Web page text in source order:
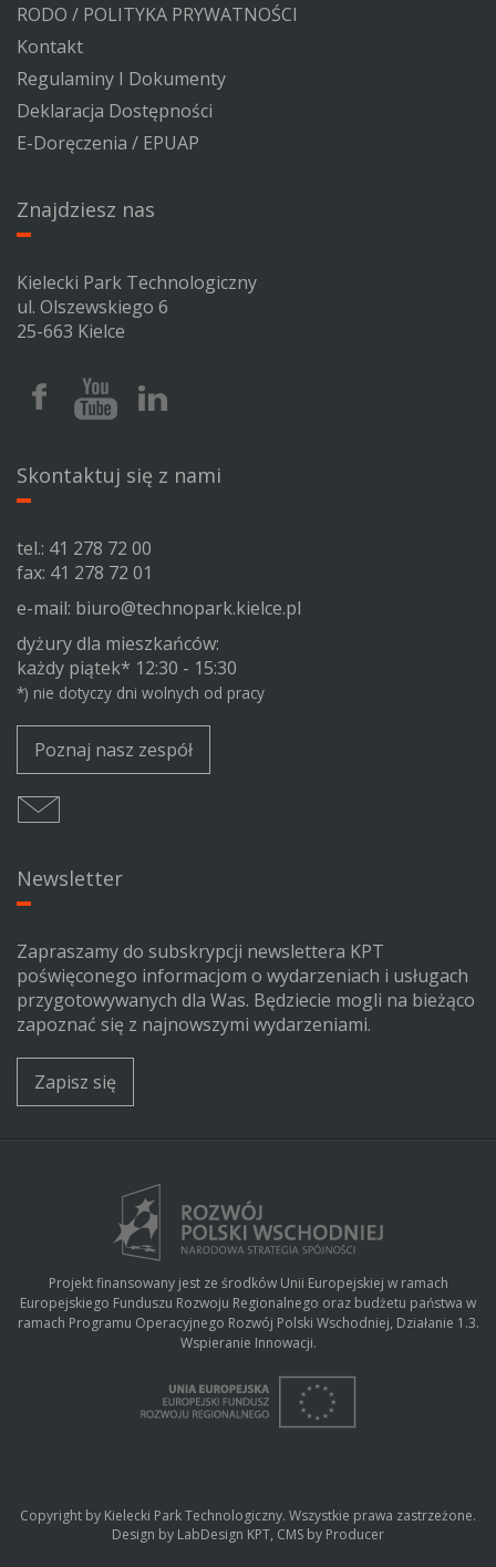
RODO / POLITYKA PRYWATNOŚCI
Kontakt
Regulaminy I Dokumenty
Deklaracja Dostępności
E-Doręczenia / EPUAP
Znajdziesz nas
Kielecki Park Technologiczny
ul. Olszewskiego 6
25-663 Kielce
Facebook
Kieleckiego
Youtube
Kieleckiego
Linkedin
Kieleckiego
Skontaktuj się z nami
tel.: 41 278 72 00
fax: 41 278 72 01
e-mail: biuro@technopark.kielce.pl
dyżury dla mieszkańców:
każdy piątek* 12:30 - 15:30
*) nie dotyczy dni wolnych od pracy
Poznaj nasz zespół
Newsletter
Zapraszamy do subskrypcji newslettera KPT
poświęconego informacjom o wydarzeniach i usługach
przygotowywanych dla Was. Będziecie mogli na bieżąco
zapoznać się z najnowszymi wydarzeniami.
Zapisz się
Projekt finansowany jest ze środków Unii Europejskiej w ramach
Europejskiego Funduszu Rozwoju Regionalnego oraz budżetu państwa w
ramach Programu Operacyjnego Rozwój Polski Wschodniej, Działanie 1.3.
Wspieranie Innowacji.
Copyright by Kielecki Park Technologiczny. Wszystkie prawa zastrzeżone.
Design by LabDesign KPT, CMS by Producer